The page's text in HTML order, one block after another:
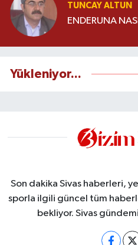
TUNCAY ALTUN
ENDERUNA
Yükleniyor...
Son dakika Sivas haberleri,
sporla ilgili güncel tüm
bekliyor. Sivas